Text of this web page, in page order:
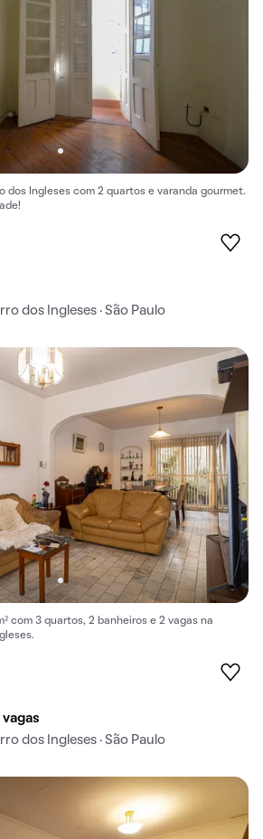
dos Ingleses com 2 quartos e varanda gourmet.
dos Ingleses · São Paulo
com 3 quartos, 2 banheiros e 2 vagas na
vagas
dos Ingleses · São Paulo